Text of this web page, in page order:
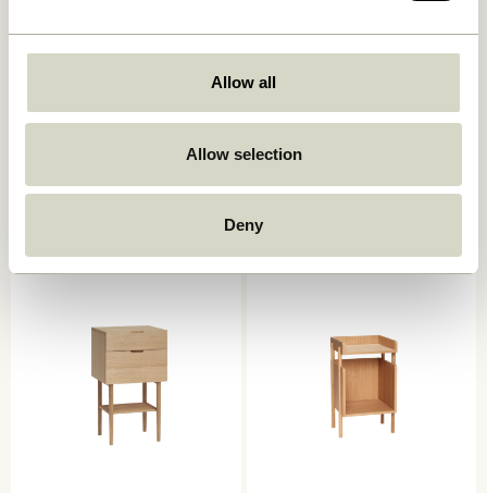
Allow all
Allow selection
Deny
Vault Table d’appoint/Boîte
1.299,00
Appeal Tables de chevet
Naturel
2.549,00kr.